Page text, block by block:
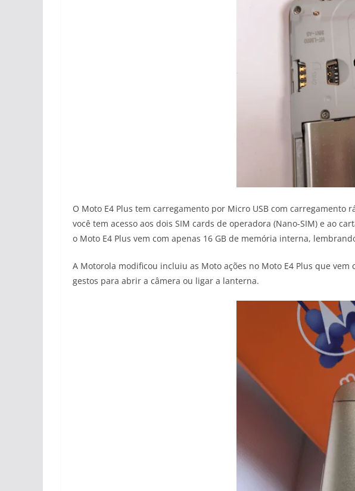
O Moto E4 Plus tem carregamento por Micro USB com
você tem acesso aos dois SIM cards de operadora (Nano-SIM) e ao
o Moto E4 Plus vem com apenas 16 GB de memória interna,
A Motorola modificou incluiu as Moto ações no Moto E4 Plus que
gestos para abrir a câmera ou ligar a lanterna.